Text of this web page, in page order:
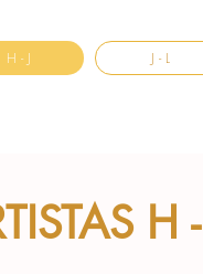
H - J J - L
H